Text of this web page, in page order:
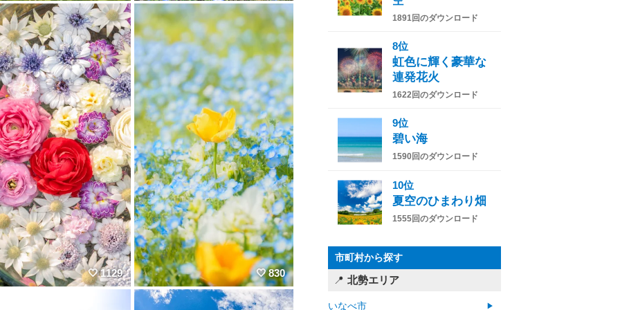
1129 830
1891回のダウンロード
8位
虹色に輝く豪華な
連発花火
1622回のダウンロード
9位
碧い海
1590回のダウンロード
10位
夏空のひまわり畑
1555回のダウンロード
市町村から探す
北勢エリア
いなべ市